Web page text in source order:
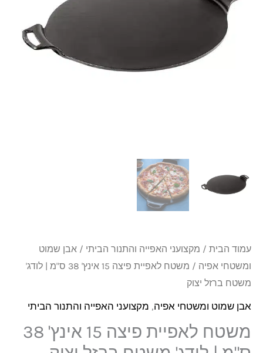
עמוד הבית / מקצועני האפייה והתנור הביתי / אבן שמוט
ומשטחי אפיה
/ משטח לאפיית פיצה 15 אינץ' 38 ס"מ | לודג'
משטח ברזל יצוק
אבן שמוט ומשטחי אפיה, מקצועני האפייה והתנור הביתי
משטח לאפיית פיצה 15 אינץ' 38